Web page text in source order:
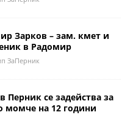
Зарков – зам. кмет и
в Радомир
ЗаПерник
Перник се задейства за
момче на 12 години